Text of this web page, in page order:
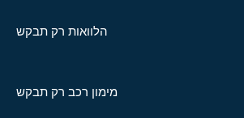
הלוואות רק תבקש
מימון רכב רק תבקש